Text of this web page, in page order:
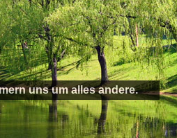
uns um alles andere.